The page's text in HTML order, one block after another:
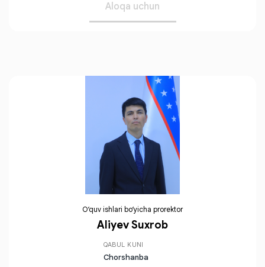
Aloqa uchun
O‘quv ishlari bo‘yicha prorektor
Aliyev Suxrob
QABUL KUNI
Chorshanba